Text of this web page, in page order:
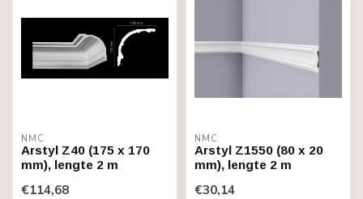
NMC
Arstyl Z40 (175 x 170
mm), lengte 2 m
€114,68
NMC
Arstyl Z1550 (80 x 20
mm), lengte 2 m
€30,14